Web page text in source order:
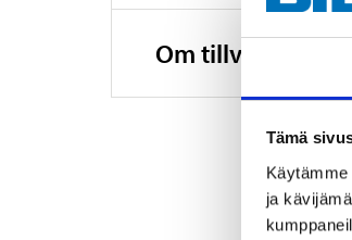
Tämä
ja
Om tillverkaren